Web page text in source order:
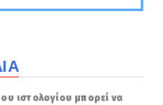
ιστολογίου μπορεί να